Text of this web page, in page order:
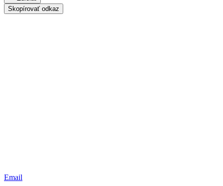
Skopírovať odkaz
Email